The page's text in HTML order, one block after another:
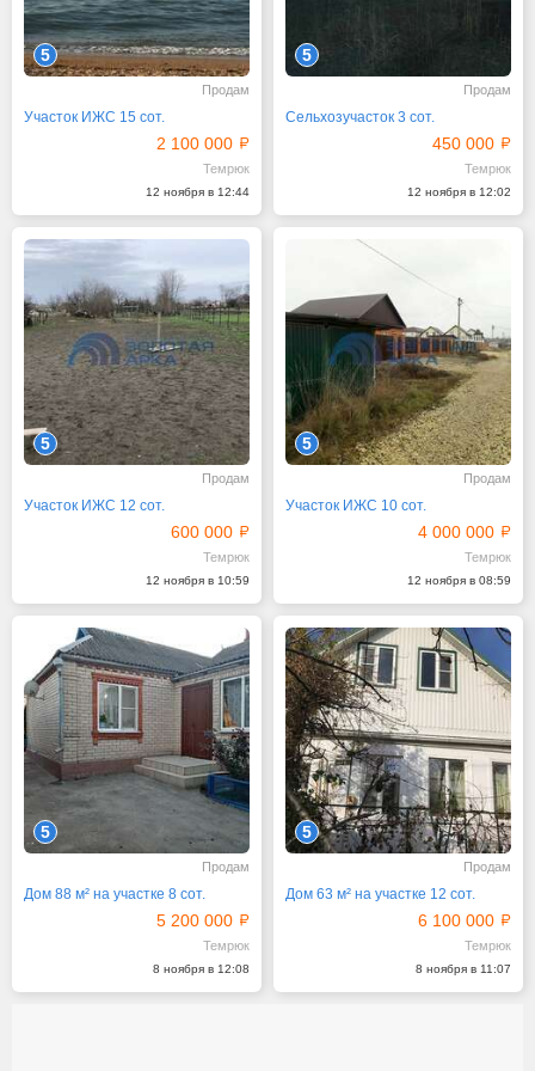
5
Продам
Участок ИЖС 15 сот.
2 100 000
Темрюк
12 ноября в 12:44
5
Продам
Сельхозучасток 3 сот.
450 000
Темрюк
12 ноября в 12:02
5
Продам
Участок ИЖС 12 сот.
600 000
Темрюк
12 ноября в 10:59
5
Продам
Участок ИЖС 10 сот.
4 000 000
Темрюк
12 ноября в 08:59
5
Продам
Дом 88 м² на участке 8 сот.
5 200 000
Темрюк
8 ноября в 12:08
5
Продам
Дом 63 м² на участке 12 сот.
6 100 000
Темрюк
8 ноября в 11:07